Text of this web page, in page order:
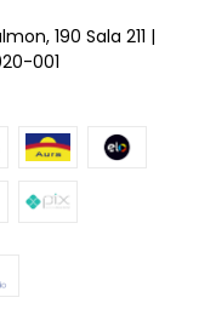
190 Sala 211 |
001